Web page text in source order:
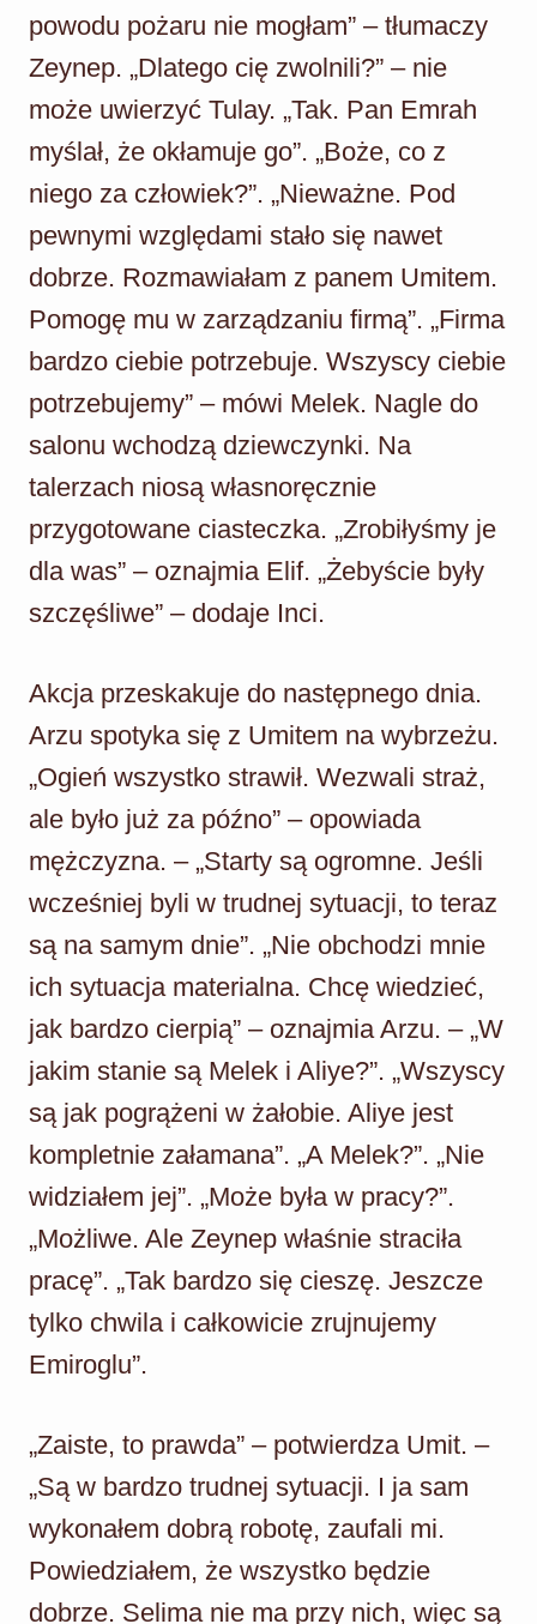
powodu pożaru nie mogłam” – tłumaczy
Zeynep. „Dlatego cię zwolnili?” – nie
może uwierzyć Tulay. „Tak. Pan Emrah
myślał, że okłamuje go”. „Boże, co z
niego za człowiek?”. „Nieważne. Pod
pewnymi względami stało się nawet
dobrze. Rozmawiałam z panem Umitem.
Pomogę mu w zarządzaniu firmą”. „Firma
bardzo ciebie potrzebuje. Wszyscy ciebie
potrzebujemy” – mówi Melek. Nagle do
salonu wchodzą dziewczynki. Na
talerzach niosą własnoręcznie
przygotowane ciasteczka. „Zrobiłyśmy je
dla was” – oznajmia Elif. „Żebyście były
szczęśliwe” – dodaje Inci.
Akcja przeskakuje do następnego dnia.
Arzu spotyka się z Umitem na wybrzeżu.
„Ogień wszystko strawił. Wezwali straż,
ale było już za późno” – opowiada
mężczyzna. – „Starty są ogromne. Jeśli
wcześniej byli w trudnej sytuacji, to teraz
są na samym dnie”. „Nie obchodzi mnie
ich sytuacja materialna. Chcę wiedzieć,
jak bardzo cierpią” – oznajmia Arzu. – „W
jakim stanie są Melek i Aliye?”. „Wszyscy
są jak pogrążeni w żałobie. Aliye jest
kompletnie załamana”. „A Melek?”. „Nie
widziałem jej”. „Może była w pracy?”.
„Możliwe. Ale Zeynep właśnie straciła
pracę”. „Tak bardzo się cieszę. Jeszcze
tylko chwila i całkowicie zrujnujemy
Emiroglu”.
„Zaiste, to prawda” – potwierdza Umit. –
„Są w bardzo trudnej sytuacji. I ja sam
wykonałem dobrą robotę, zaufali mi.
Powiedziałem, że wszystko będzie
dobrze. Selima nie ma przy nich, więc są